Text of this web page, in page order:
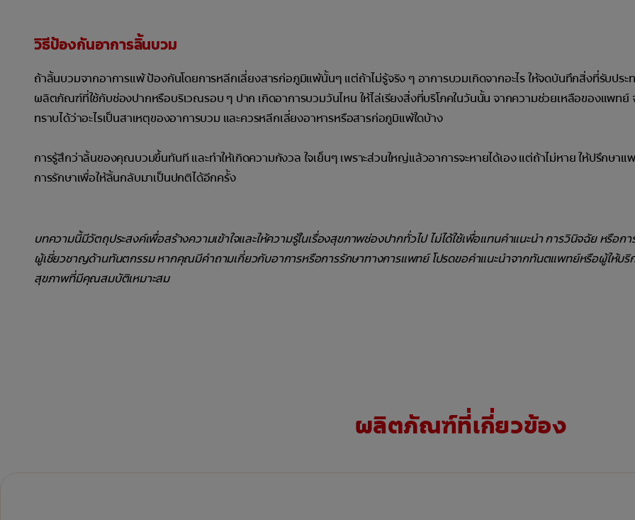
วิธีป้องกันอาการลิ้นบวม
ถ้าลิ้นบวมจากอาการแพ้ ป้องกันโดยการหลีกเลี่ยงสารก่อภูมิแพ้นั้นๆ แต่ถ้าไม่รู้จริง ๆ อาการบวมเกิดจากอะไร ให้จดบันทึกสิ่งที่รับประ
ผลิตภัณฑ์ที่ใช้กับช่องปากหรือบริเวณรอบ ๆ ปาก เกิดอาการบวมวันไหน ให้ไล่เรียงสิ่งที่บริโภคในวันนั้น จากความช่วยเหลือของแพทย์
ทราบได้ว่าอะไรเป็นสาเหตุของอาการบวม และควรหลีกเลี่ยงอาหารหรือสารก่อภูมิแพ้ใดบ้าง
การรู้สึกว่าลิ้นของคุณบวมขึ้นทันที และทำให้เกิดความกังวล ใจเย็นๆ เพราะส่วนใหญ่แล้วอาการจะหายได้เอง แต่ถ้าไม่หาย ให้ปรึกษาแ
การรักษาเพื่อให้ลิ้นกลับมาเป็นปกติได้อีกครั้ง
บทความนี้มีวัตถุประสงค์เพื่อสร้างความเข้าใจและให้ความรู้ในเรื่องสุขภาพช่องปากทั่วไป ไม่ได้ใช้เพื่อแทนคำแนะนำ การวินิจฉัย หรือกา
ผู้เชี่ยวชาญด้านทันตกรรม หากคุณมีคำถามเกี่ยวกับอาการหรือการรักษาทางการแพทย์ โปรดขอคำแนะนำจากทันตแพทย์หรือผู้ให้บริ
สุขภาพที่มีคุณสมบัติเหมาะสม
ผลิตภัณฑ์ที่เกี่ยวข้อง